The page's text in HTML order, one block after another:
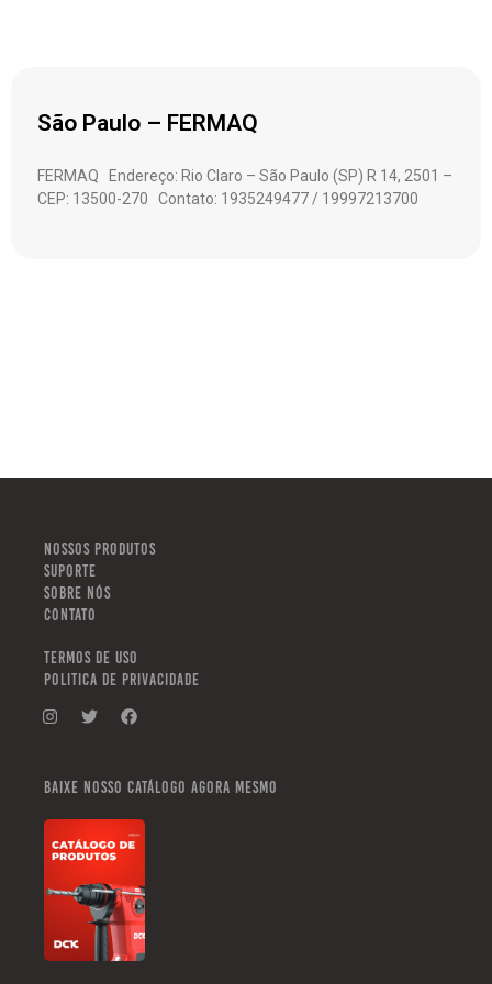
São Paulo – FERMAQ
FERMAQ Endereço: Rio Claro – São Paulo (SP) R 14, 2501 –
CEP: 13500-270 Contato: 1935249477 / 19997213700
NOSSOS PRODUTOS
SUPORTE
SOBRE NÓS
CONTATO
TERMOS DE USO
POLITICA DE PRIVACIDADE
Baixe nosso catálogo agora mesmo